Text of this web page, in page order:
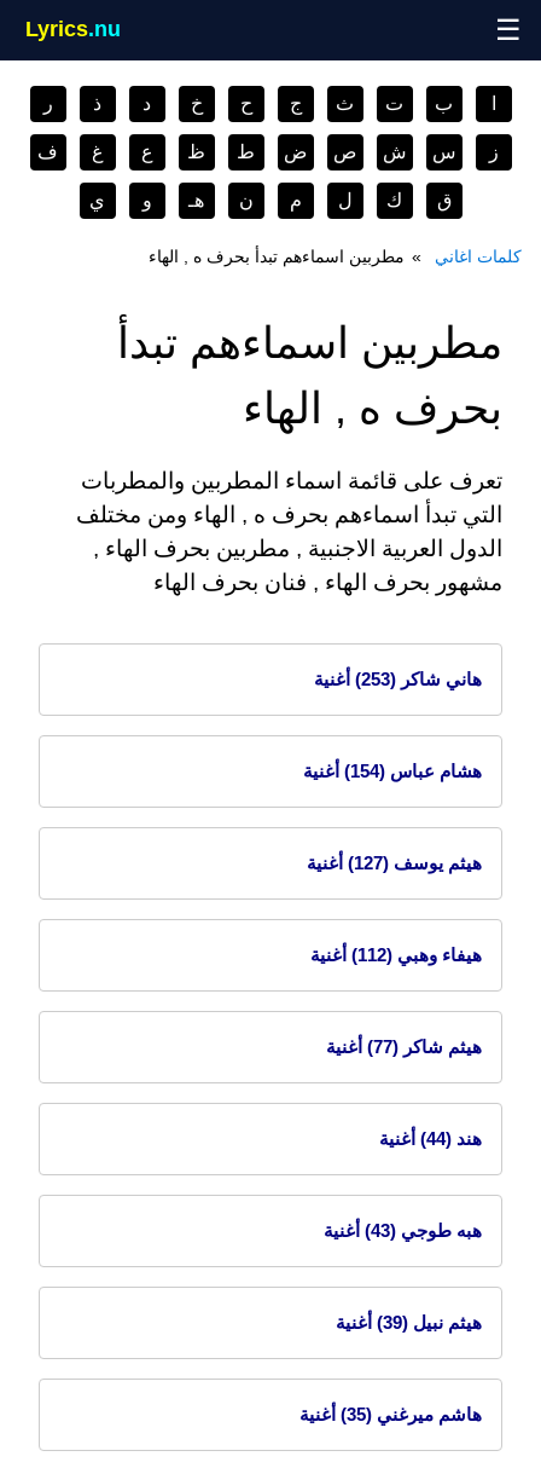
Lyrics.nu ☰
ب ت ث ج ح خ د ذ ر
ز س ش ص ض ط ظ ع غ ف
ق ك ل م ن هـ و ي
كلمات اغاني مطربين اسماءهم تبدأ بحرف ه , الهاء
مطربين اسماءهم تبدأ
بحرف ه , الهاء
تعرف على قائمة اسماء المطربين والمطربات
التي تبدأ اسماءهم بحرف ه , الهاء ومن مختلف
الدول العربية الاجنبية , مطربين بحرف الهاء ,
مشهور بحرف الهاء , فنان بحرف الهاء
هاني شاكر (253) أغنية
هشام عباس (154) أغنية
هيثم يوسف (127) أغنية
هيفاء وهبي (112) أغنية
هيثم شاكر (77) أغنية
هند (44) أغنية
هبه طوجي (43) أغنية
هيثم نبيل (39) أغنية
هاشم ميرغني (35) أغنية